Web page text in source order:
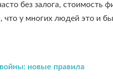
без залога,
у многих людей это и
новые правила